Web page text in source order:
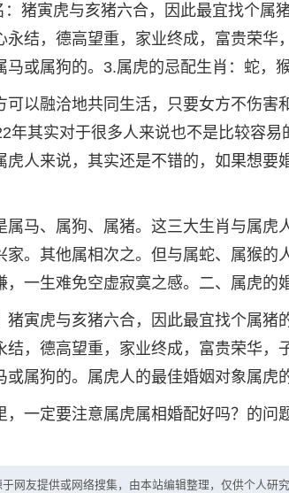
猪寅虎与亥猪六合，因此最宜找个属
结，德高望重，家业终成，富贵荣华
或属狗的。3.属虎的忌配生肖：蛇，
可以融洽地共同生活，只要女方不伤害
年其实对于很多人来说也不是比较容
虎人来说，其实还是不错的，如果想要
马、属狗、属猪。这三大生肖与属虎
。其他属相次之。但与属蛇、属猴的
一生难免空虚寂寞之感。二、属虎的
猪寅虎与亥猪六合，因此最宜找个属猪
结，德高望重，家业终成，富贵荣华，
属狗的。属虎人的最佳婚姻对象属虎
，一定要注意属虎属相婚配好吗？的问
网友提供或网络搜集，由本站编辑整理，仅供个人研